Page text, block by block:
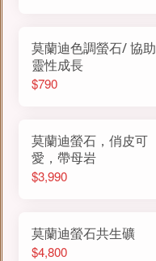
莫蘭迪色調螢石/ 協助
靈性成長
$790
莫蘭迪螢石，俏皮可
愛，帶母岩
$3,990
莫蘭迪螢石共生礦
$4,800